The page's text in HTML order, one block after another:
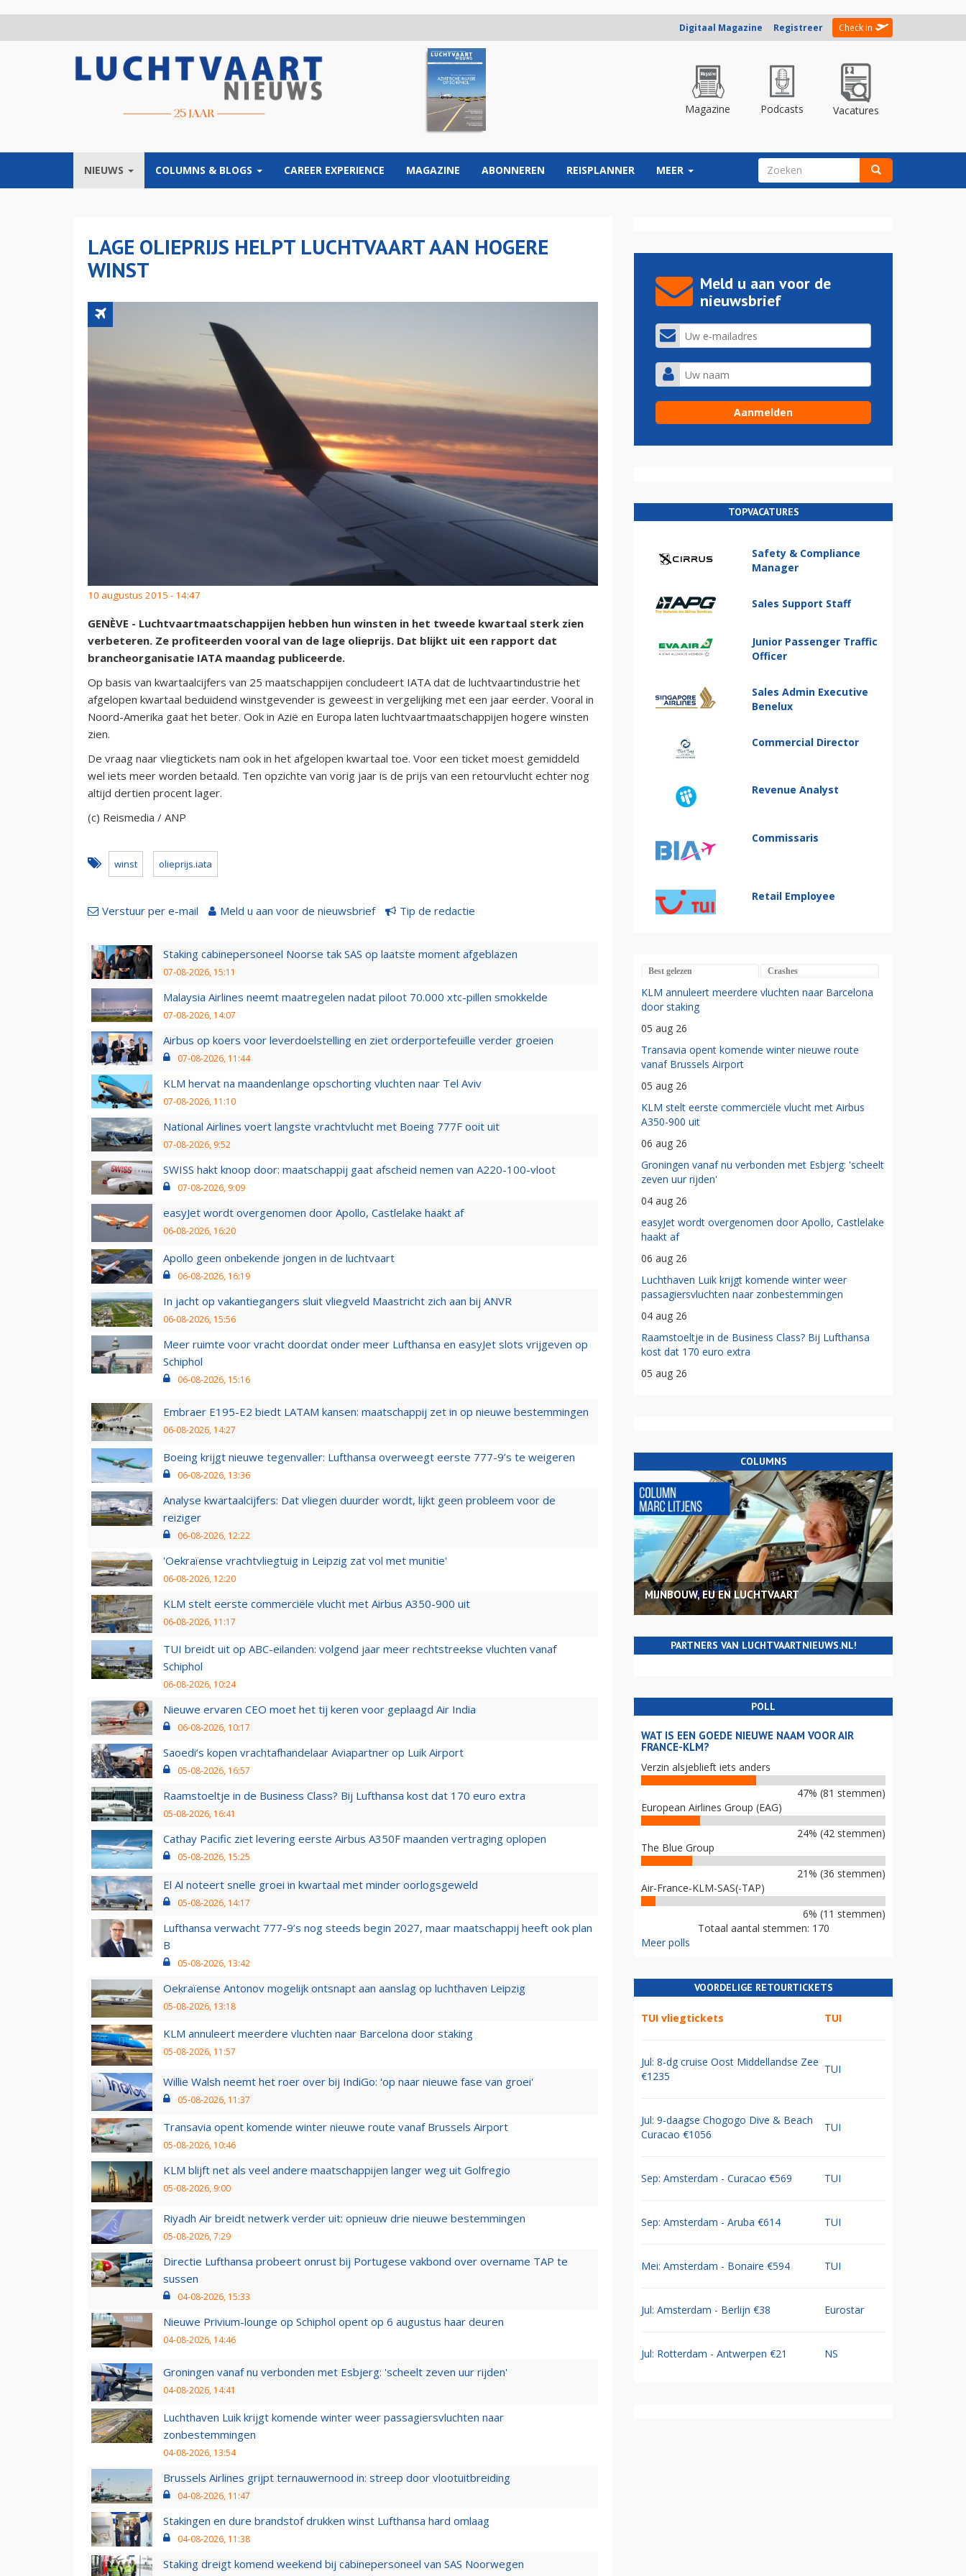
Digitaal Magazine Registreer Check in
Magazine Podcasts Vacatures
NIEUWS COLUMNS & BLOGS CAREER EXPERIENCE MAGAZINE ABONNEREN REISPLANNER MEER ZOEKVELD
LAGE OLIEPRIJS HELPT LUCHTVAART AAN HOGERE
WINST
10 augustus 2015 - 14:47
GENÈVE - Luchtvaartmaatschappijen hebben hun winsten in het tweede kwartaal sterk zien
verbeteren. Ze profiteerden vooral van de lage olieprijs. Dat blijkt uit een rapport dat
brancheorganisatie IATA maandag publiceerde.
Op basis van kwartaalcijfers van 25 maatschappijen concludeert IATA dat de luchtvaartindustrie het
afgelopen kwartaal beduidend winstgevender is geweest in vergelijking met een jaar eerder. Vooral in
Noord-Amerika gaat het beter. Ook in Azië en Europa laten luchtvaartmaatschappijen hogere winsten
zien.
De vraag naar vliegtickets nam ook in het afgelopen kwartaal toe. Voor een ticket moest gemiddeld
wel iets meer worden betaald. Ten opzichte van vorig jaar is de prijs van een retourvlucht echter nog
altijd dertien procent lager.
(c) Reismedia / ANP
winst olieprijs.iata
Verstuur per e-mail Meld u aan voor de nieuwsbrief Tip de redactie
Staking cabinepersoneel Noorse tak SAS op laatste moment afgeblazen
07-08-2026, 15:11
Malaysia Airlines neemt maatregelen nadat piloot 70.000 xtc-pillen smokkelde
07-08-2026, 14:07
Airbus op koers voor leverdoelstelling en ziet orderportefeuille verder groeien
07-08-2026, 11:44
KLM hervat na maandenlange opschorting vluchten naar Tel Aviv
07-08-2026, 11:10
National Airlines voert langste vrachtvlucht met Boeing 777F ooit uit
07-08-2026, 9:52
SWISS hakt knoop door: maatschappij gaat afscheid nemen van A220-100-vloot
07-08-2026, 9:09
easyJet wordt overgenomen door Apollo, Castlelake haakt af
06-08-2026, 16:20
Apollo geen onbekende jongen in de luchtvaart
06-08-2026, 16:19
In jacht op vakantiegangers sluit vliegveld Maastricht zich aan bij ANVR
06-08-2026, 15:56
Meer ruimte voor vracht doordat onder meer Lufthansa en easyJet slots vrijgeven op
Schiphol
06-08-2026, 15:16
Embraer E195-E2 biedt LATAM kansen: maatschappij zet in op nieuwe bestemmingen
06-08-2026, 14:27
Boeing krijgt nieuwe tegenvaller: Lufthansa overweegt eerste 777-9’s te weigeren
06-08-2026, 13:36
Analyse kwartaalcijfers: Dat vliegen duurder wordt, lijkt geen probleem voor de
reiziger
06-08-2026, 12:22
'Oekraïense vrachtvliegtuig in Leipzig zat vol met munitie'
06-08-2026, 12:20
KLM stelt eerste commerciële vlucht met Airbus A350-900 uit
06-08-2026, 11:17
TUI breidt uit op ABC-eilanden: volgend jaar meer rechtstreekse vluchten vanaf
Schiphol
06-08-2026, 10:24
Nieuwe ervaren CEO moet het tij keren voor geplaagd Air India
06-08-2026, 10:17
Saoedi’s kopen vrachtafhandelaar Aviapartner op Luik Airport
05-08-2026, 16:57
Raamstoeltje in de Business Class? Bij Lufthansa kost dat 170 euro extra
05-08-2026, 16:41
Cathay Pacific ziet levering eerste Airbus A350F maanden vertraging oplopen
05-08-2026, 15:25
El Al noteert snelle groei in kwartaal met minder oorlogsgeweld
05-08-2026, 14:17
Lufthansa verwacht 777-9’s nog steeds begin 2027, maar maatschappij heeft ook plan
B
05-08-2026, 13:42
Oekraïense Antonov mogelijk ontsnapt aan aanslag op luchthaven Leipzig
05-08-2026, 13:18
KLM annuleert meerdere vluchten naar Barcelona door staking
05-08-2026, 11:57
Willie Walsh neemt het roer over bij IndiGo: 'op naar nieuwe fase van groei'
05-08-2026, 11:37
Transavia opent komende winter nieuwe route vanaf Brussels Airport
05-08-2026, 10:46
KLM blijft net als veel andere maatschappijen langer weg uit Golfregio
05-08-2026, 9:00
Riyadh Air breidt netwerk verder uit: opnieuw drie nieuwe bestemmingen
05-08-2026, 7:29
Directie Lufthansa probeert onrust bij Portugese vakbond over overname TAP te
sussen
04-08-2026, 15:33
Nieuwe Privium-lounge op Schiphol opent op 6 augustus haar deuren
04-08-2026, 14:46
Groningen vanaf nu verbonden met Esbjerg: 'scheelt zeven uur rijden'
04-08-2026, 14:41
Luchthaven Luik krijgt komende winter weer passagiersvluchten naar
zonbestemmingen
04-08-2026, 13:54
Brussels Airlines grijpt ternauwernood in: streep door vlootuitbreiding
04-08-2026, 11:47
Stakingen en dure brandstof drukken winst Lufthansa hard omlaag
04-08-2026, 11:38
Staking dreigt komend weekend bij cabinepersoneel van SAS Noorwegen
Meld u aan voor de
nieuwsbrief
TOPVACATURES
Safety & Compliance
Manager
Sales Support Staff
Junior Passenger Traffic
Officer
Sales Admin Executive
Benelux
Commercial Director
Revenue Analyst
Commissaris
Retail Employee
Best gelezen Crashes
KLM annuleert meerdere vluchten naar Barcelona
door staking
05 aug 26
Transavia opent komende winter nieuwe route
vanaf Brussels Airport
05 aug 26
KLM stelt eerste commerciële vlucht met Airbus
A350-900 uit
06 aug 26
Groningen vanaf nu verbonden met Esbjerg: 'scheelt
zeven uur rijden'
04 aug 26
easyJet wordt overgenomen door Apollo, Castlelake
haakt af
06 aug 26
Luchthaven Luik krijgt komende winter weer
passagiersvluchten naar zonbestemmingen
04 aug 26
Raamstoeltje in de Business Class? Bij Lufthansa
kost dat 170 euro extra
05 aug 26
COLUMNS
MIJNBOUW, EU EN LUCHTVAART
PARTNERS VAN LUCHTVAARTNIEUWS.NL!
POLL
WAT IS EEN GOEDE NIEUWE NAAM VOOR AIR
FRANCE-KLM?
Verzin alsjeblieft iets anders
47% (81 stemmen)
European Airlines Group (EAG)
24% (42 stemmen)
The Blue Group
21% (36 stemmen)
Air-France-KLM-SAS(-TAP)
6% (11 stemmen)
Totaal aantal stemmen: 170
Meer polls
VOORDELIGE RETOURTICKETS
TUI vliegtickets TUI
Jul: 8-dg cruise Oost Middellandse Zee
€1235
TUI
Jul: 9-daagse Chogogo Dive & Beach
Curacao €1056
TUI
Sep: Amsterdam - Curacao €569 TUI
Sep: Amsterdam - Aruba €614 TUI
Mei: Amsterdam - Bonaire €594 TUI
Jul: Amsterdam - Berlijn €38 Eurostar
Jul: Rotterdam - Antwerpen €21 NS